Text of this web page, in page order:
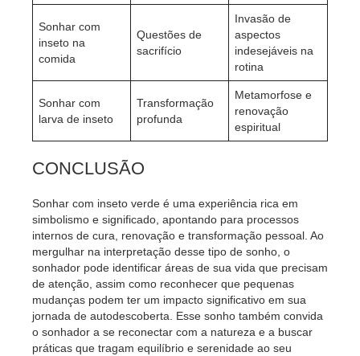
Sonhar com
inseto na
comida
Questões de
sacrifício
Invasão de
aspectos
indesejáveis na
rotina
Sonhar com
larva de inseto
Transformação
profunda
Metamorfose e
renovação
espiritual
CONCLUSÃO
Sonhar com inseto verde é uma experiência rica em
simbolismo e significado, apontando para processos
internos de cura, renovação e transformação pessoal. Ao
mergulhar na interpretação desse tipo de sonho, o
sonhador pode identificar áreas de sua vida que precisam
de atenção, assim como reconhecer que pequenas
mudanças podem ter um impacto significativo em sua
jornada de autodescoberta. Esse sonho também convida
o sonhador a se reconectar com a natureza e a buscar
práticas que tragam equilíbrio e serenidade ao seu